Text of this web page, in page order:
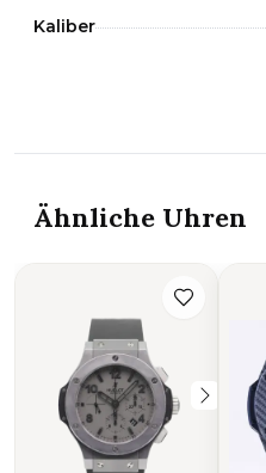
Kaliber
Ähnliche Uhren